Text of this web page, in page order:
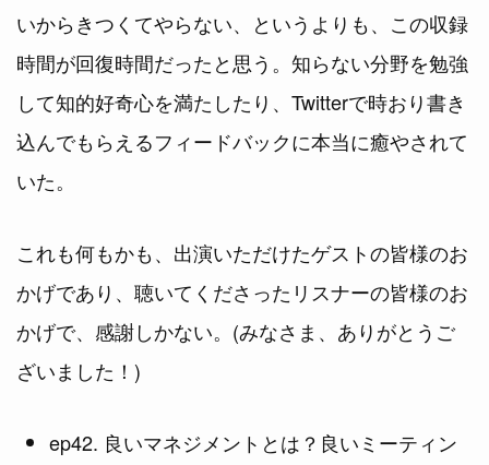
いからきつくてやらない、というよりも、この収録
時間が回復時間だったと思う。知らない分野を勉強
して知的好奇心を満たしたり、Twitterで時おり書き
込んでもらえるフィードバックに本当に癒やされて
いた。
これも何もかも、出演いただけたゲストの皆様のお
かげであり、聴いてくださったリスナーの皆様のお
かげで、感謝しかない。(みなさま、ありがとうご
ざいました！)
ep42. 良いマネジメントとは？良いミーティン